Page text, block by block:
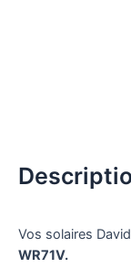
Vos solaires
WR71V.